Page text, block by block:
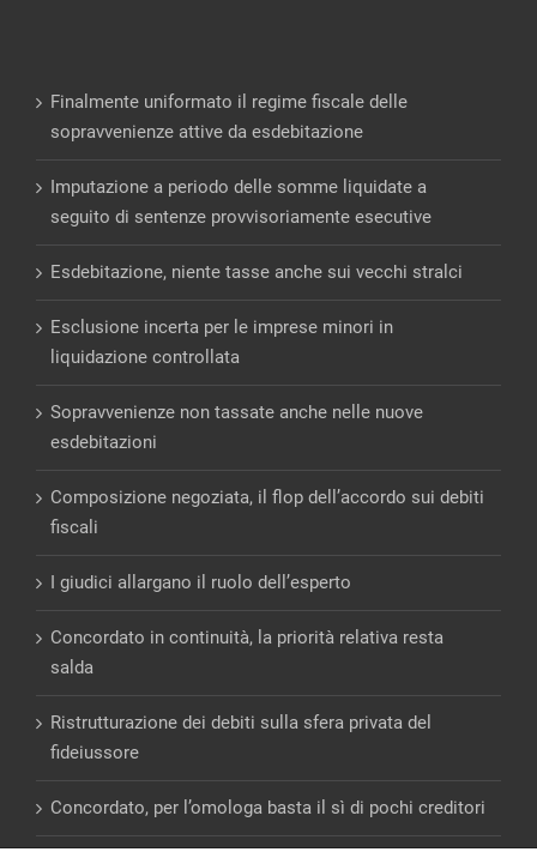
Finalmente uniformato il regime fiscale delle
sopravvenienze attive da esdebitazione
Imputazione a periodo delle somme liquidate a
seguito di sentenze provvisoriamente esecutive
Esdebitazione, niente tasse anche sui vecchi stralci
Esclusione incerta per le imprese minori in
liquidazione controllata
Sopravvenienze non tassate anche nelle nuove
esdebitazioni
Composizione negoziata, il flop dell’accordo sui debiti
fiscali
I giudici allargano il ruolo dell’esperto
Concordato in continuità, la priorità relativa resta
salda
Ristrutturazione dei debiti sulla sfera privata del
fideiussore
Concordato, per l’omologa basta il sì di pochi creditori